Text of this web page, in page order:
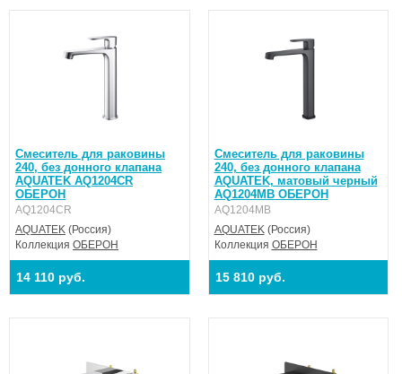
Смеситель для раковины
240, без донного клапана
AQUATEK AQ1204CR
ОБЕРОН
AQ1204CR
AQUATEK (Россия)
Коллекция ОБЕРОН
14 110 руб.
Смеситель для раковины
240, без донного клапана
AQUATEK, матовый черный
AQ1204MB ОБЕРОН
AQ1204MB
AQUATEK(Россия)
Коллекция ОБЕРОН
15 810 руб.